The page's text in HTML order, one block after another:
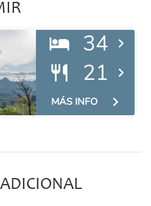
34
21
MÁS INFO